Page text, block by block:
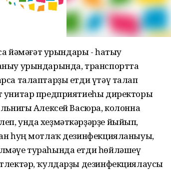
йәмәғәт урындары - һатыу
урындарында, транспортта
талаптарҙы етди үтәү талап
унитар предприятиеһы директоры
Алексей Васюра, колонна
унда хеҙмәткәрҙәрҙе йыйып,
һуң мотлаҡ дезинфекцияланыуы,
тураһында етди һөйләшеү
ҡулдарҙы дезинфекциялаусы